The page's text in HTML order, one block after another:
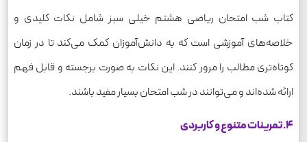
کتاب شب امتحان ریاضی هشتم خیلی سبز شامل نکات کلیدی و
خلاصه‌های آموزشی است که به دانش‌آموزان کمک می‌کند تا در زمان
کوتاه‌تری مطالب را مرور کنند. این نکات به صورت برجسته و قابل فهم
ارائه شده‌اند و می‌توانند در شب امتحان بسیار مفید باشند.
4. تمرینات متنوع و کاربردی